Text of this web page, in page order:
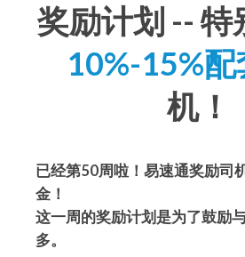
奖励计划 -- 特
10%-15%配
机！
已经第50周啦！易速通奖励司
金！
这一周的奖励计划是为了鼓励
多。